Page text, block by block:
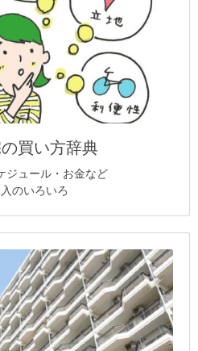
買い方辞典
ジュール・お金など
のいろいろ